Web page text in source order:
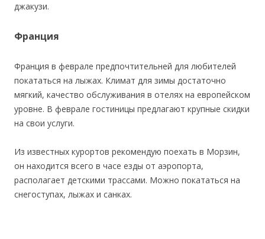
джакузи.
Франция
Франция в феврале предпочтительней для любителей
покататься на лыжах. Климат для зимы достаточно
мягкий, качество обслуживания в отелях на европейском
уровне. В феврале гостиницы предлагают крупные скидки
на свои услуги.
Из известных курортов рекомендую поехать в Морзин,
он находится всего в часе езды от аэропорта,
располагает детскими трассами. Можно покататься на
снегоступах, лыжах и санках.